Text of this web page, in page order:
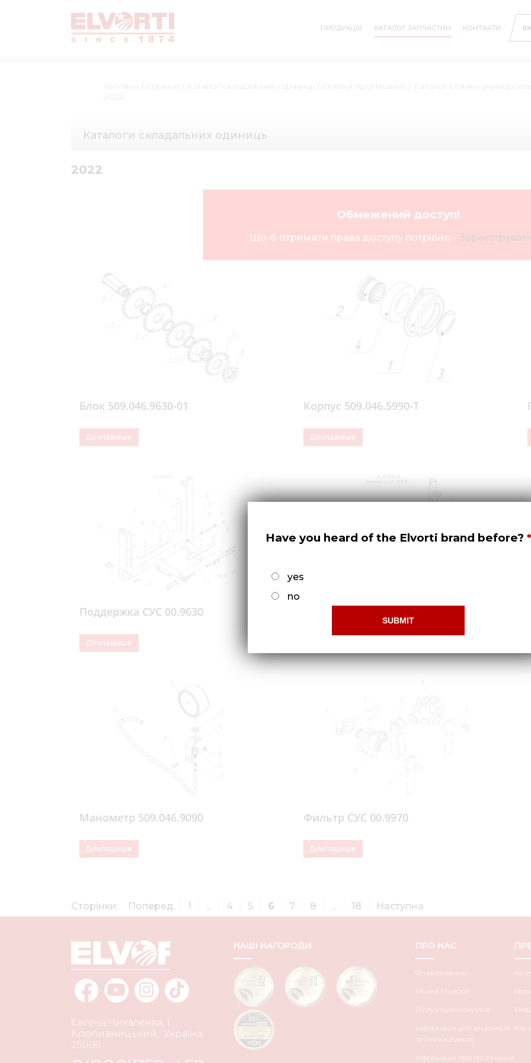
ПРОДУКЦІЯ КАТАЛОГ ЗАПЧАСТИН КОНТАКТИ
Головна / Сервіси / Каталог складальних одиниць / Сеялки пропашные / Каталог сеялки
2022
Каталоги складальних одиниць
2022
Обмежений доступ!
Що-б отримати права доступу потрібно -
Блок 509.046.9630-01
Докладніше
Корпус 509.046.5990-Т
Докладніше
Поддержка СУС 00.9630
Докладніше
Манометр 509.046.9090
Докладніше
Фильтр СУС 00.9970
Докладніше
Сторінки: Поперед. 1 ... 4 5 6 7 8 ... 18 Наступна
Євгена Чикаленка, 1
Кропивницький
Україна
25006
НАШІ НАГОРОДИ ПРО НАС
Фінансування
Музей Ельворті
Віртуальна екскурсія
Інформація для акціонерів
та стейкхолдерів
Інформація про постачання
Have you heard of the Elvorti brand before?
yes
no